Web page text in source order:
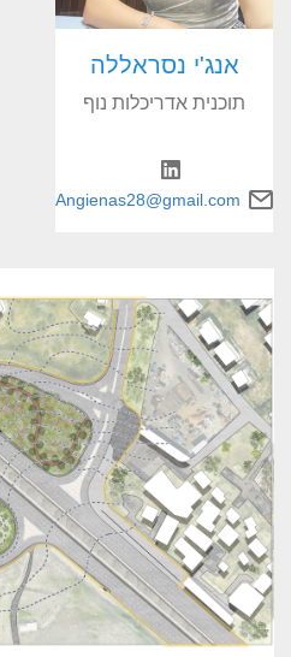
אנג'י נסראללה
תוכנית אדריכלות נוף
Angienas28@gmail.com